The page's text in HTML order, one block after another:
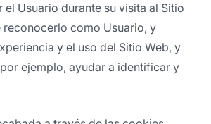
Usuario durante su visita al Sitio
reconocerlo como Usuario, y
y el uso del Sitio Web, y
ejemplo, ayudar a identificar y